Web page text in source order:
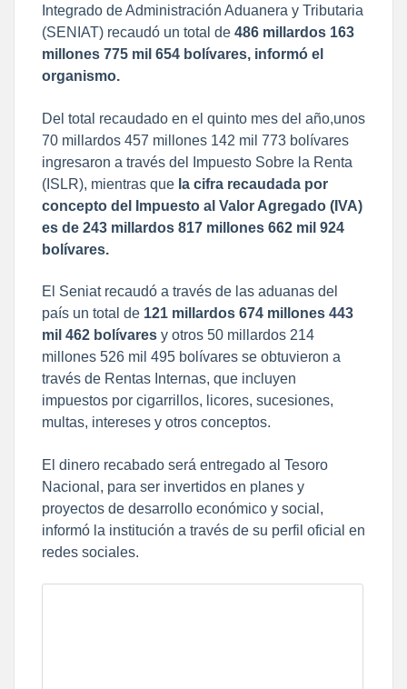
Integrado de Administración Aduanera y Tributaria
(SENIAT) recaudó un total de 486 millardos 163
millones 775 mil 654 bolívares, informó el
organismo.
Del total recaudado en el quinto mes del año,unos
70 millardos 457 millones 142 mil 773 bolívares
ingresaron a través del Impuesto Sobre la Renta
(ISLR), mientras que la cifra recaudada por
concepto del Impuesto al Valor Agregado (IVA)
es de 243 millardos 817 millones 662 mil 924
bolívares.
El Seniat recaudó a través de las aduanas del
país un total de 121 millardos 674 millones 443
mil 462 bolívares y otros 50 millardos 214
millones 526 mil 495 bolívares se obtuvieron a
través de Rentas Internas, que incluyen
impuestos por cigarrillos, licores, sucesiones,
multas, intereses y otros conceptos.
El dinero recabado será entregado al Tesoro
Nacional, para ser invertidos en planes y
proyectos de desarrollo económico y social,
informó la institución a través de su perfil oficial en
redes sociales.